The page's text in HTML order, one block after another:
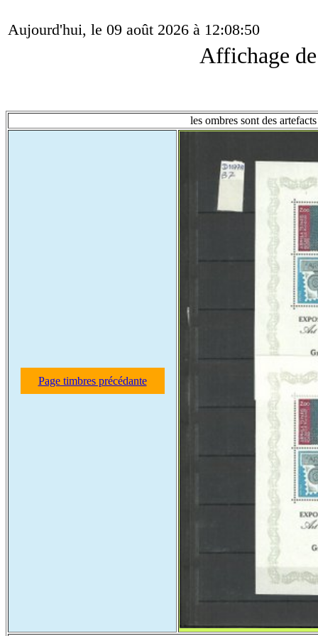
Aujourd'hui, le 09 août 2026 à 12:08:50
Affichage
les ombres sont des
Page timbres précédante